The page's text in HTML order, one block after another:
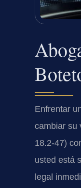
Enfrentar
cambiar su
18.2-47)
usted está
legal